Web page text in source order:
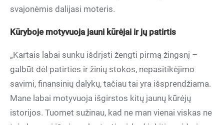
svajonėmis dalijasi moteris.
Kūryboje motyvuoja jauni kūrėjai ir jų patirtis
„Kartais labai sunku išdrįsti žengti pirmą žingsnį –
galbūt dėl patirties ir žinių stokos, nepasitikėjimo
savimi, finansinių dalykų, tačiau tai yra išsprendžiama.
Mane labai motyvuoja išgirstos kitų jaunų kūrėjų
istorijos. Tuomet sužinau, kad ne man vienai viskas ne